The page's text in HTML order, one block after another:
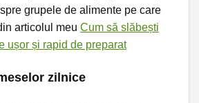
grupele de alimente pe care
articolul meu Cum să slăbești
ușor și rapid de preparat
zilnice